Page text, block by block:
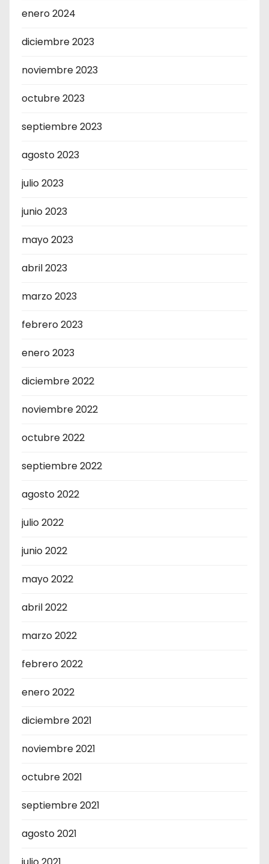
enero 2024
diciembre 2023
noviembre 2023
octubre 2023
septiembre 2023
agosto 2023
julio 2023
junio 2023
mayo 2023
abril 2023
marzo 2023
febrero 2023
enero 2023
diciembre 2022
noviembre 2022
octubre 2022
septiembre 2022
agosto 2022
julio 2022
junio 2022
mayo 2022
abril 2022
marzo 2022
febrero 2022
enero 2022
diciembre 2021
noviembre 2021
octubre 2021
septiembre 2021
agosto 2021